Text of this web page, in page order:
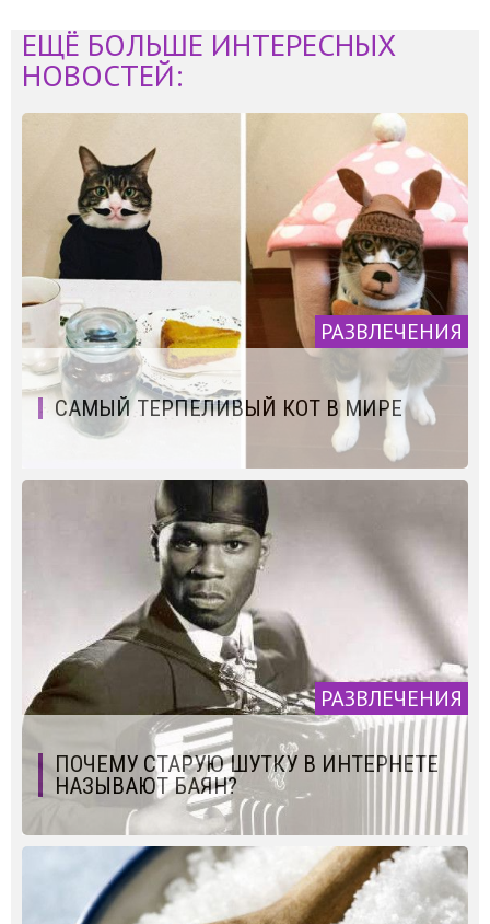
ЕЩЁ БОЛЬШЕ ИНТЕРЕСНЫХ
НОВОСТЕЙ:
РАЗВЛЕЧЕНИЯ
САМЫЙ ТЕРПЕЛИВЫЙ КОТ В МИРЕ
РАЗВЛЕЧЕНИЯ
ПОЧЕМУ СТАРУЮ ШУТКУ В ИНТЕРНЕТЕ
НАЗЫВАЮТ БАЯН?